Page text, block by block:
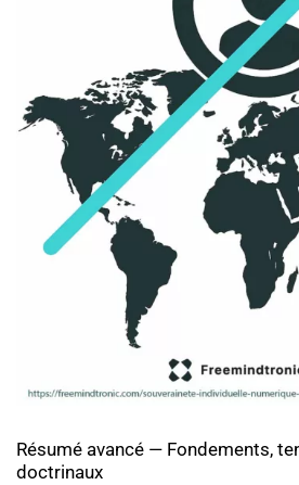
Résumé avancé — Fondements,
doctrinaux